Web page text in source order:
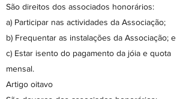
São direitos dos associados honorários:
a) Participar nas actividades da Associação;
b) Frequentar as instalações da Associação; e
c) Estar isento do pagamento da jóia e quota
mensal.
Artigo oitavo